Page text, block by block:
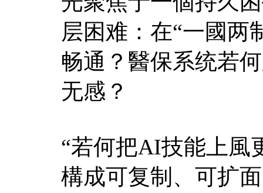
层困难：在“一國两
畅通？醫保系统若
无感？
“若何把AI技能上風
構成可复制、可扩